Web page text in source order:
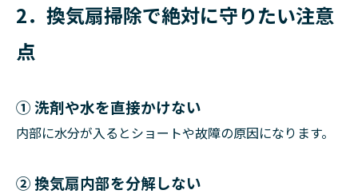
2．換気扇掃除で絶対に守りたい注意
点
① 洗剤や水を直接かけない
内部に水分が入るとショートや故障の原因になります。
② 換気扇内部を分解しない